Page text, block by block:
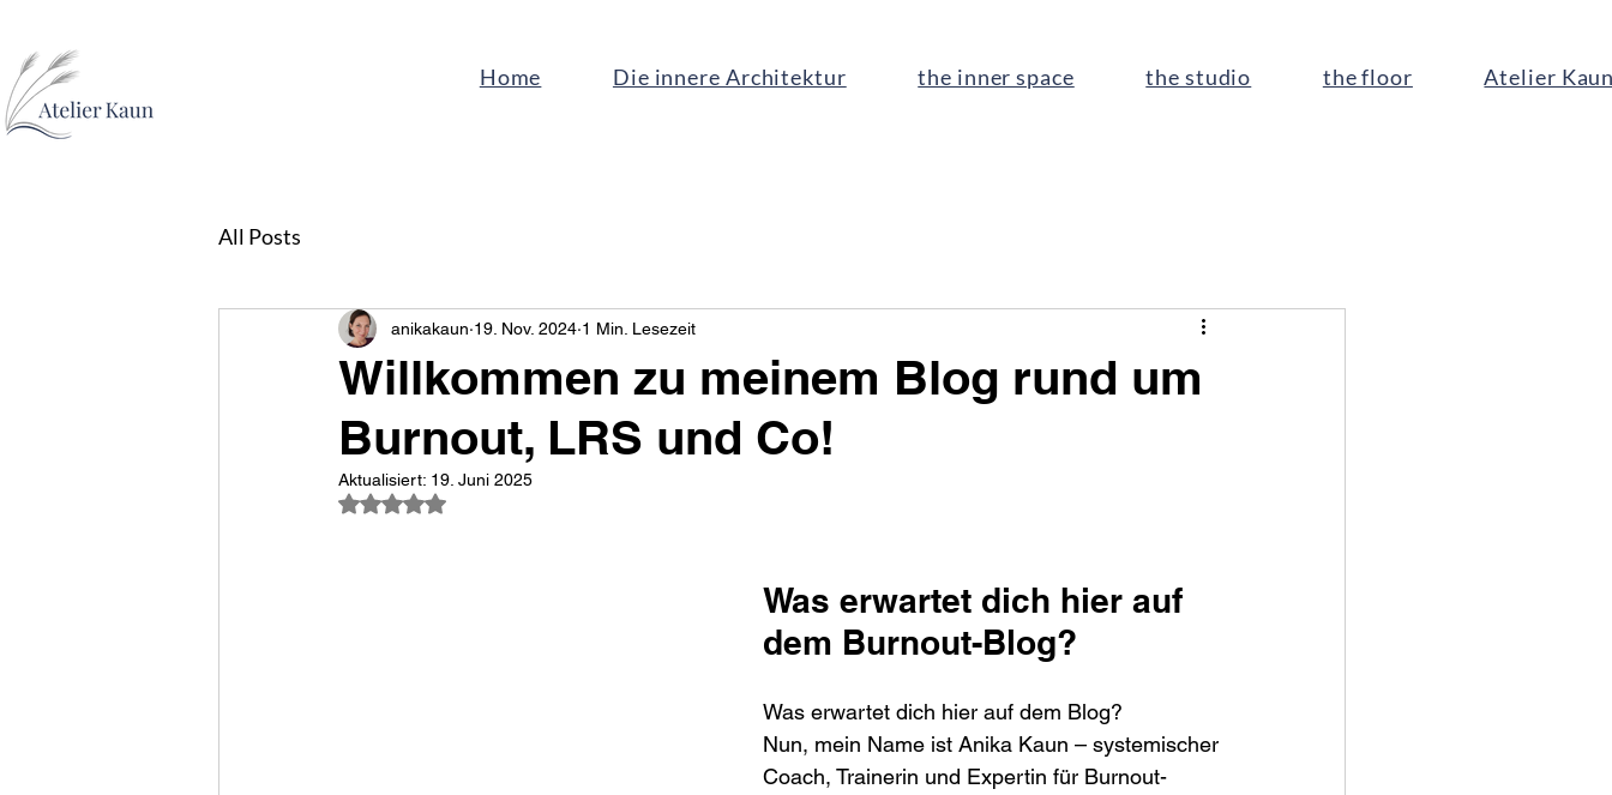
Home Die innere Architektur the inner space the studio the floor Atelier
All Posts
Willkommen zu meinem Blog rund um
Burnout, LRS und Co!
anikakaun 19. Nov. 2024 1 Min. Lesezeit
Aktualisiert: 19. Juni 2025
Mit NaN von 5 Sternen bewertet.
Was erwartet dich hier auf
dem Burnout-Blog?
Was erwartet dich hier auf dem Blog?
Nun, mein Name ist Anika Kaun – systemischer
Coach, Trainerin und Expertin für Burnout-